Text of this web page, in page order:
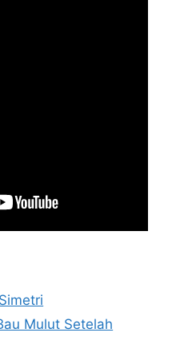
Mulut Setelah